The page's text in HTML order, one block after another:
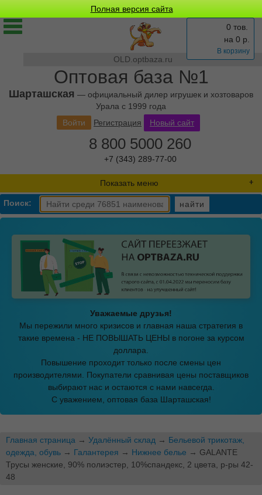
Полная версия сайта
OLD.optbaza.ru
Оптовая база №1
Шарташская — официальный дилер игрушек и хозтоваров
Урала с 1999 года
0 тов.
на 0 р.
В корзину
Войти Регистрация Новый сайт
8 800 5000 260
+7 (343) 289-77-00
Показать меню
Поиск: найти
Уважаемые друзья!
Мы пережили много кризисов и главная наша стратегия в
такие времена - НЕ ПОВЫШАТЬ ЦЕНЫ в погоне за курсом
доллара.
Повышение проходит только после смены цен
производителями. Покупатели сравнивая цены поставщиков
выбирают нас и остаются с нами навсегда.
С уважением, оптовая база Шарташская!
Главная страница → Удалённый склад → Бельевой трикотаж,
одежда, обувь → Галантерея → Нижнее белье → GALANTE
Трусы женские, 90% полиэстер, 10%спандекс, 2 цвета, р-ры 42-
48